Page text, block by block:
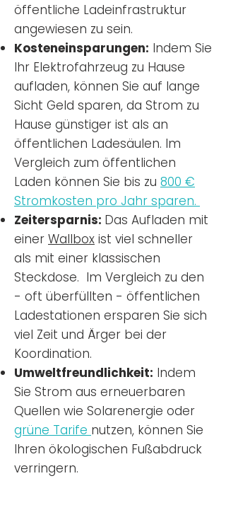
öffentliche Ladeinfrastruktur
angewiesen zu sein.
Kosteneinsparungen: Indem Sie
Ihr Elektrofahrzeug zu Hause
aufladen, können Sie auf lange
Sicht Geld sparen, da Strom zu
Hause günstiger ist als an
öffentlichen Ladesäulen. Im
Vergleich zum öffentlichen
Laden können Sie bis zu 800 €
Stromkosten pro Jahr sparen.
Zeitersparnis: Das Aufladen mit
einer Wallbox ist viel schneller
als mit einer klassischen
Steckdose. Im Vergleich zu den
- oft überfüllten - öffentlichen
Ladestationen ersparen Sie sich
viel Zeit und Ärger bei der
Koordination.
Umweltfreundlichkeit: Indem
Sie Strom aus erneuerbaren
Quellen wie Solarenergie oder
grüne Tarife nutzen, können Sie
Ihren ökologischen Fußabdruck
verringern.